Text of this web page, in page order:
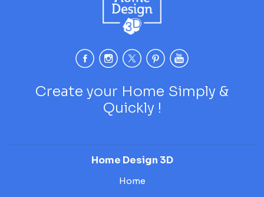
Create your Home Simply &
Quickly !
Home Design 3D
Home